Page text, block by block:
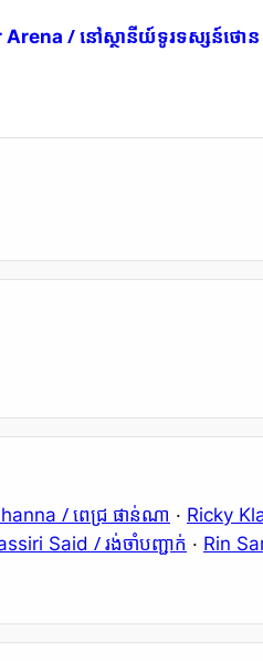
Arena / នៅស្ថានីយ៍ទូរទស្សន៍ថោន
/ ពេជ្រ ផាន់ណា · Ricky
Said / រង់ចាំបញ្ជាក់ · Rin